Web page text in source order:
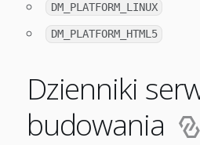
DM_PLATFORM_LINUX
DM_PLATFORM_HTML5
Dzienniki
budowania